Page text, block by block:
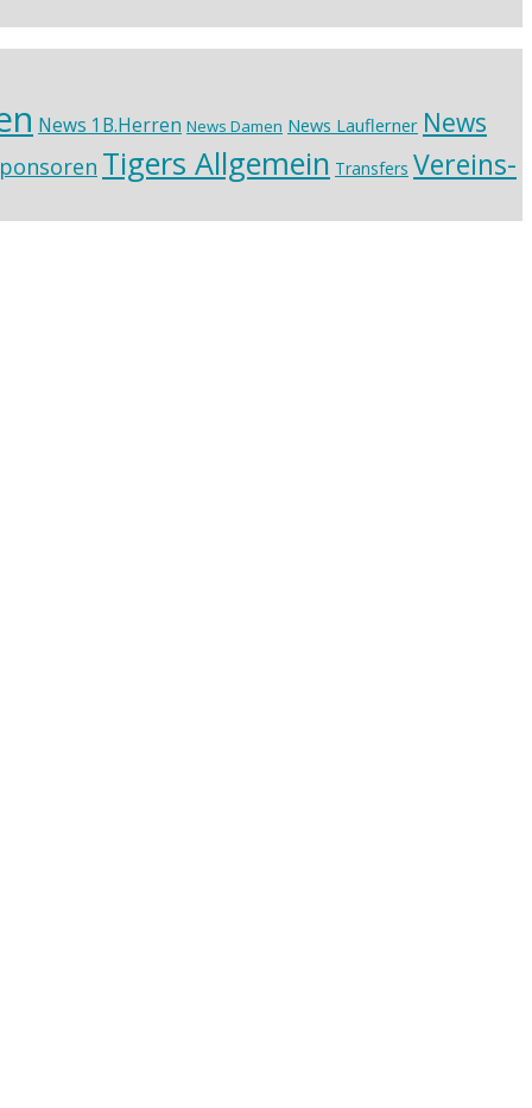
News 1B.Herren News Damen News Lauflerner News
Tigers Allgemein Transfers Vereins-